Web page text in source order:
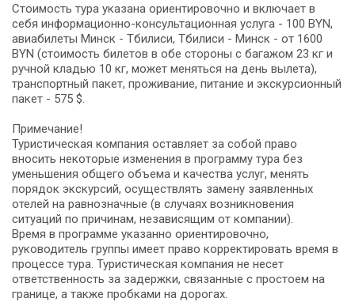
Стоимость тура указана ориентировочно и включает в
себя информационно-консультационная услуга - 100 BYN,
авиабилеты Минск - Тбилиси, Тбилиси - Минск - от 1600
BYN (стоимость билетов в обе стороны с багажом 23 кг и
ручной кладью 10 кг, может меняться на день вылета),
транспортный пакет, проживание, питание и экскурсионный
пакет - 575 $.
Примечание!
Туристическая компания оставляет за собой право
вносить некоторые изменения в программу тура без
уменьшения общего объема и качества услуг, менять
порядок экскурсий, осуществлять замену заявленных
отелей на равнозначные (в случаях возникновения
ситуаций по причинам, независящим от компании).
Время в программе указанно ориентировочно,
руководитель группы имеет право корректировать время в
процессе тура. Туристическая компания не несет
ответственность за задержки, связанные с простоем на
границе, а также пробками на дорогах.